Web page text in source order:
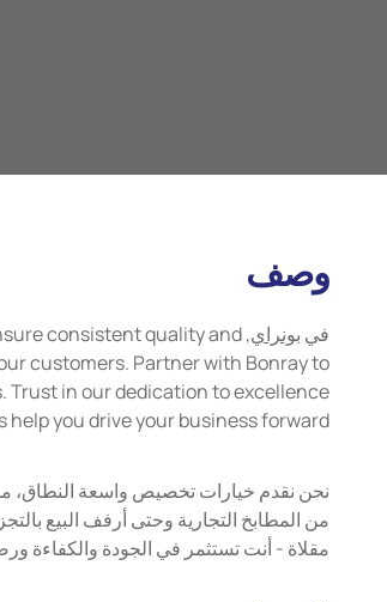
وصف
في بونراي consistent quality and
customers. Partner with Bonray to
Trust in our dedication to excellence
help you drive your business forward.
نحن نقدم خيارات تخصيص واسعة النطاق،
من المطابخ التجارية وحتى أرفف البيع
مقلاة - أنت تستثمر في الجودة والكفاءة